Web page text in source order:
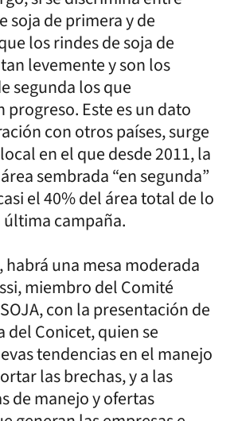
soja de primera y de
los rindes de soja de
levemente y son los
segunda los que
progreso. Este es un dato
con otros países, surge
en el que desde 2011, la
sembrada “en segunda”
el 40% del área total de lo
campaña.
habrá una mesa moderada
miembro del Comité
con la presentación de
del Conicet, quien se
tendencias en el manejo
las brechas, y a las
de manejo y ofertas